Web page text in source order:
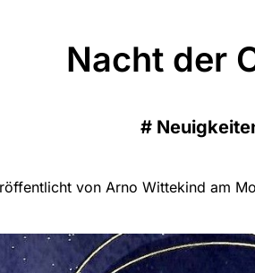
Nacht der
#
von Arno Wittekind am